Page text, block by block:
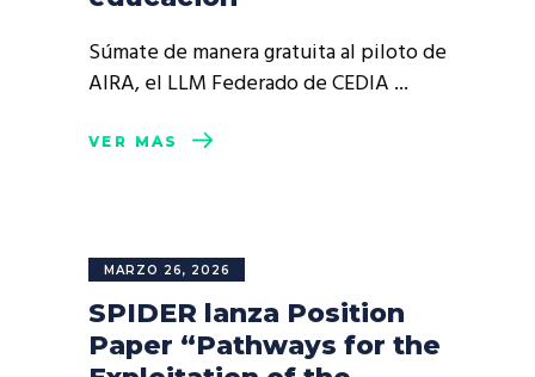
Súmate de manera gratuita al piloto de
AIRA, el LLM Federado de CEDIA
VER MÁS
MARZO 26, 2026
SPIDER lanza Position
Paper “Pathways for the